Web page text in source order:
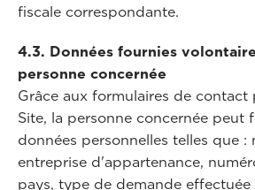
fiscale correspondante.
4.3. Données fournies
personne concernée
Grâce aux formulaires de contact
Site, la personne concernée peut
données personnelles telles que :
entreprise d'appartenance,
pays, type de demande